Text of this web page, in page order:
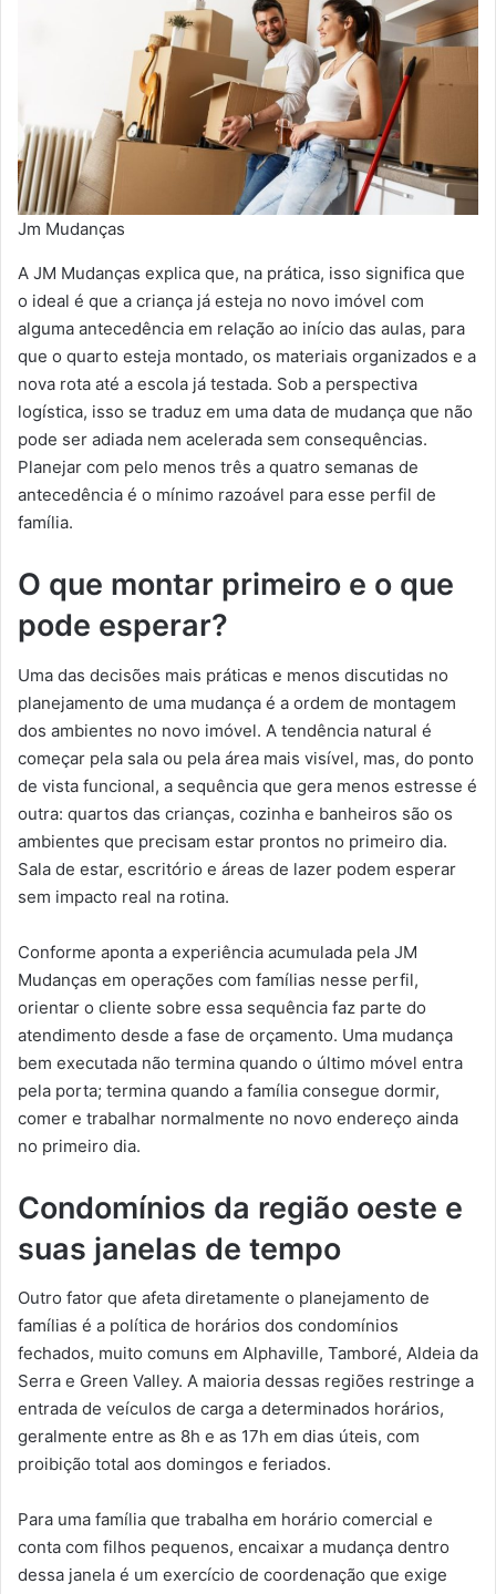
Jm Mudanças
A JM Mudanças explica que, na prática, isso significa que
o ideal é que a criança já esteja no novo imóvel com
alguma antecedência em relação ao início das aulas, para
que o quarto esteja montado, os materiais organizados e a
nova rota até a escola já testada. Sob a perspectiva
logística, isso se traduz em uma data de mudança que não
pode ser adiada nem acelerada sem consequências.
Planejar com pelo menos três a quatro semanas de
antecedência é o mínimo razoável para esse perfil de
família.
O que montar primeiro e o que
pode esperar?
Uma das decisões mais práticas e menos discutidas no
planejamento de uma mudança é a ordem de montagem
dos ambientes no novo imóvel. A tendência natural é
começar pela sala ou pela área mais visível, mas, do ponto
de vista funcional, a sequência que gera menos estresse é
outra: quartos das crianças, cozinha e banheiros são os
ambientes que precisam estar prontos no primeiro dia.
Sala de estar, escritório e áreas de lazer podem esperar
sem impacto real na rotina.
Conforme aponta a experiência acumulada pela JM
Mudanças em operações com famílias nesse perfil,
orientar o cliente sobre essa sequência faz parte do
atendimento desde a fase de orçamento. Uma mudança
bem executada não termina quando o último móvel entra
pela porta; termina quando a família consegue dormir,
comer e trabalhar normalmente no novo endereço ainda
no primeiro dia.
Condomínios da região oeste e
suas janelas de tempo
Outro fator que afeta diretamente o planejamento de
famílias é a política de horários dos condomínios
fechados, muito comuns em Alphaville, Tamboré, Aldeia da
Serra e Green Valley. A maioria dessas regiões restringe a
entrada de veículos de carga a determinados horários,
geralmente entre as 8h e as 17h em dias úteis, com
proibição total aos domingos e feriados.
Para uma família que trabalha em horário comercial e
conta com filhos pequenos, encaixar a mudança dentro
dessa janela é um exercício de coordenação que exige